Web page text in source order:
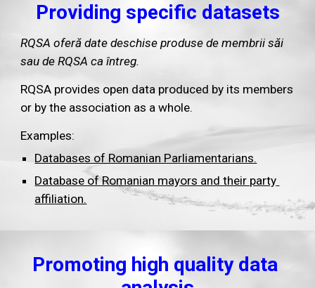
Providing specific datasets
RQSA oferă date deschise produse de membrii săi
sau de RQSA ca întreg.
RQSA provides open data produced by its members
or by the association as a whole.
Examples:
Databases of Romanian Parliamentarians.
Database of Romanian mayors and their party
affiliation.
Promoting high quality data